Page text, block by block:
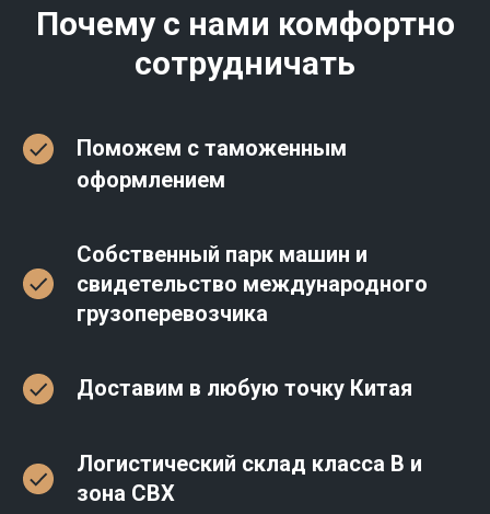
Почему с нами комфортно
сотрудничать
Поможем с таможенным
оформлением
Собственный парк машин и
свидетельство международного
грузоперевозчика
Доставим в любую точку Китая
Логистический склад класса В и
зона СВХ